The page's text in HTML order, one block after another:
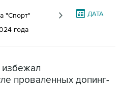
"Спорт"
года
ДАТА
проваленных допинг-